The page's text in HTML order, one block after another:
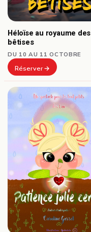
Héloïse au royaume des
bêtises
DU 10 AU 11 OCTOBRE
Réserver